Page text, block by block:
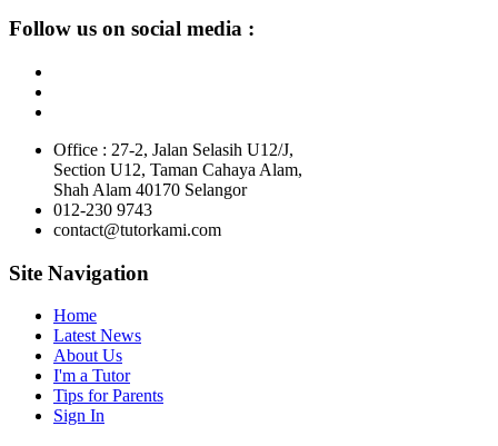
Follow us on social media :
Office : 27-2, Jalan Selasih U12/J,
Section U12, Taman Cahaya Alam,
Shah Alam 40170 Selangor
012-230 9743
contact@tutorkami.com
Site Navigation
Home
Latest News
About Us
I'm a Tutor
Tips for Parents
Sign In